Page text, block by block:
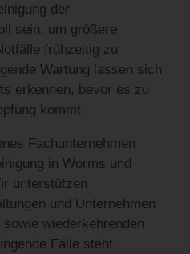
der
sein, um größere
frühzeitig zu
Wartung lassen sich
erkennen, bevor es zu
kommt.
Fachunternehmen
in Worms und
unterstützen
und Unternehmen
wiederkehrenden
Fälle steht